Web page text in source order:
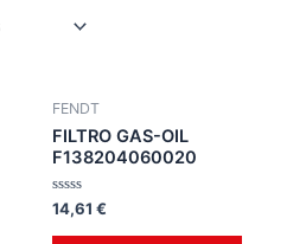
FENDT
FILTRO GAS-OIL
F138204060020
Valorado
en
0
14,61 €